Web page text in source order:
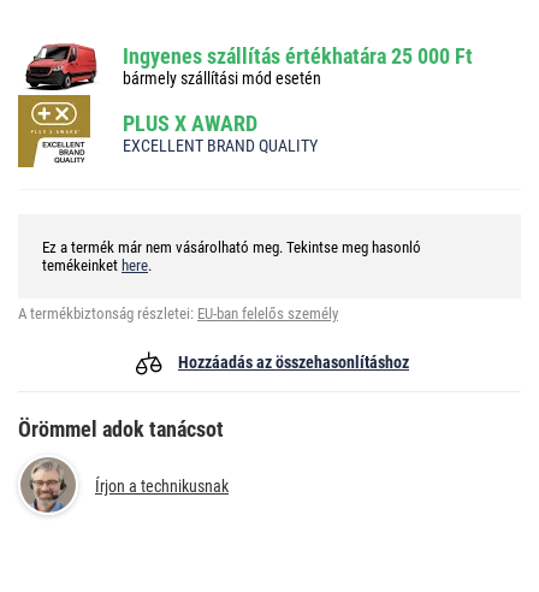
Ingyenes szállítás értékhatára 25 000 Ft
bármely szállítási mód esetén
PLUS X AWARD
EXCELLENT BRAND QUALITY
Ez a termék már nem vásárolható meg. Tekintse meg hasonló
temékeinket here.
A termékbiztonság részletei: EU-ban felelős személy
Hozzáadás az összehasonlításhoz
Örömmel adok tanácsot
Írjon a technikusnak